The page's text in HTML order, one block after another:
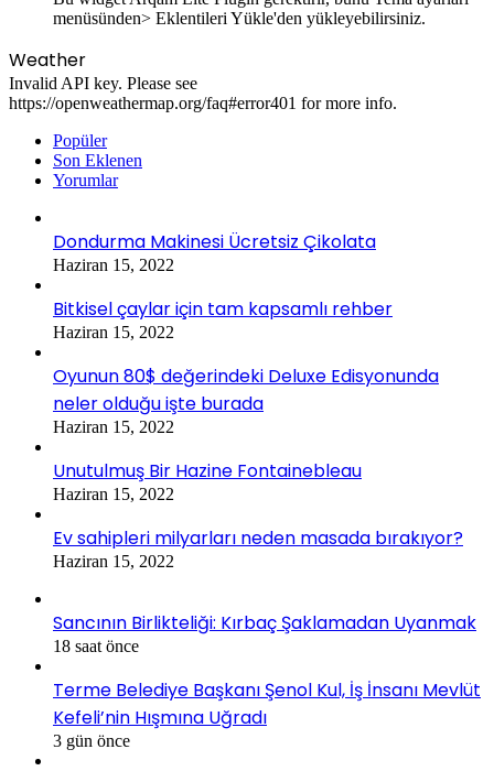
menüsünden> Eklentileri Yükle'den yükleyebilirsiniz.
Weather
Invalid API key. Please see
https://openweathermap.org/faq#error401 for more info.
Popüler
Son Eklenen
Yorumlar
Dondurma Makinesi Ücretsiz Çikolata
Haziran 15, 2022
Bitkisel çaylar için tam kapsamlı rehber
Haziran 15, 2022
Oyunun 80$ değerindeki Deluxe Edisyonunda
neler olduğu işte burada
Haziran 15, 2022
Unutulmuş Bir Hazine Fontainebleau
Haziran 15, 2022
Ev sahipleri milyarları neden masada bırakıyor?
Haziran 15, 2022
Sancının Birlikteliği: Kırbaç Şaklamadan Uyanmak
18 saat önce
Terme Belediye Başkanı Şenol Kul, İş İnsanı Mevlüt
Kefeli’nin Hışmına Uğradı
3 gün önce